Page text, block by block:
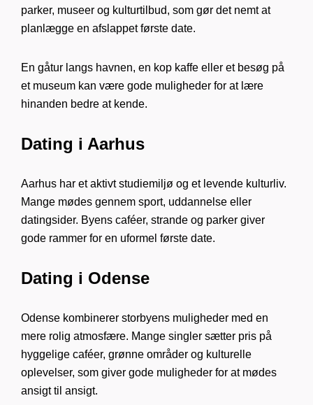
parker, museer og kulturtilbud, som gør det nemt at
planlægge en afslappet første date.
En gåtur langs havnen, en kop kaffe eller et besøg på
et museum kan være gode muligheder for at lære
hinanden bedre at kende.
Dating i Aarhus
Aarhus har et aktivt studiemiljø og et levende kulturliv.
Mange mødes gennem sport, uddannelse eller
datingsider. Byens caféer, strande og parker giver
gode rammer for en uformel første date.
Dating i Odense
Odense kombinerer storbyens muligheder med en
mere rolig atmosfære. Mange singler sætter pris på
hyggelige caféer, grønne områder og kulturelle
oplevelser, som giver gode muligheder for at mødes
ansigt til ansigt.